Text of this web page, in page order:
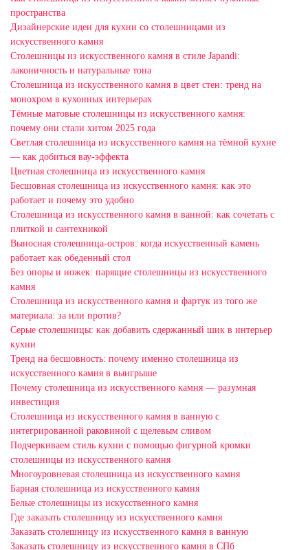
пространства
Дизайнерские идеи для кухни со столешницами из
искусственного камня
Столешницы из искусственного камня в стиле Japandi:
лаконичность и натуральные тона
Столешница из искусственного камня в цвет стен: тренд на
монохром в кухонных интерьерах
Тёмные матовые столешницы из искусственного камня:
почему они стали хитом 2025 года
Светлая столешница из искусственного камня на тёмной кухне
— как добиться вау-эффекта
Цветная столешница из искусственного камня
Бесшовная столешница из искусственного камня: как это
работает и почему это удобно
Столешница из искусственного камня в ванной: как сочетать с
плиткой и сантехникой
Выносная столешница-остров: когда искусственный камень
работает как обеденный стол
Без опоры и ножек: парящие столешницы из искусственного
камня
Столешница из искусственного камня и фартук из того же
материала: за или против?
Серые столешницы: как добавить сдержанный шик в интерьер
кухни
Тренд на бесшовность: почему именно столешница из
искусственного камня в выигрыше
Почему столешница из искусственного камня — разумная
инвестиция
Столешница из искусственного камня в ванную с
интегрированной раковиной с щелевым сливом
Подчеркиваем стиль кухни с помощью фигурной кромки
столешницы из искусственного камня
Многоуровневая столешница из искусственного камня
Барная столешница из искусственного камня
Белые столешницы из искусственного камня
Где заказать столешницу из искусственного камня
Заказать столешницу из искусственного камня в ванную
Заказать столешницу из искусственного камня в СПб